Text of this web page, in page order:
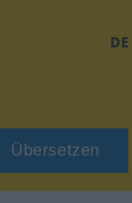
DE
Übersetzen